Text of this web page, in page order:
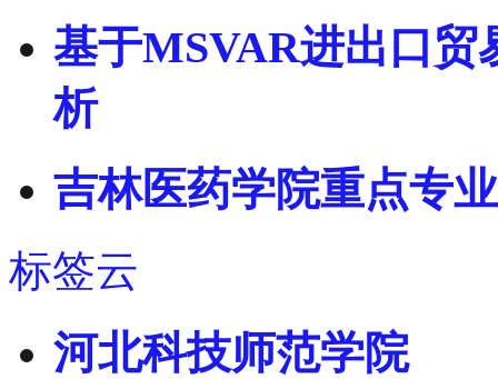
基于MSVAR进出口贸
析
吉林医药学院重点专业
标签云
河北科技师范学院